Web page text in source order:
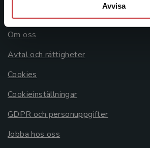
Avvisa
Om oss
Avtal och rättigheter
Cookies
Cookieinställningar
GDPR och personuppgifter
Jobba hos oss